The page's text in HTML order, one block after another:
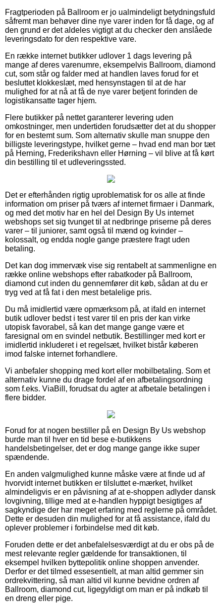
Fragtperioden på Ballroom er jo ualmindeligt betydningsfuld
såfremt man behøver dine nye varer inden for få dage, og af
den grund er det aldeles vigtigt at du checker den anslåede
leveringsdato for den respektive vare.
En række internet butikker udlover 1 dags levering på
mange af deres varenumre, eksempelvis Ballroom, diamond
cut, som står og falder med at handlen laves forud for et
besluttet klokkeslæt, med hensynstagen til at de har
mulighed for at nå at få de nye varer betjent forinden de
logistikansatte tager hjem.
Flere butikker på nettet garanterer levering uden
omkostninger, men undertiden forudsætter det at du shopper
for en bestemt sum. Som alternativ skulle man snuppe den
billigste leveringstype, hvilket gerne – hvad end man bor tæt
på Herning, Frederikshavn eller Hørning – vil blive at få kørt
din bestilling til et udleveringssted.
Det er efterhånden rigtig uproblematisk for os alle at finde
information om priser på tværs af internet firmaer i Danmark,
og med det motiv har en hel del Design By Us internet
webshops set sig tvunget til at nedbringe priserne på deres
varer – til juniorer, samt også til mænd og kvinder –
kolossalt, og endda nogle gange præstere fragt uden
betaling.
Det kan dog immervæk vise sig rentabelt at sammenligne en
række online webshops efter rabatkoder på Ballroom,
diamond cut inden du gennemfører dit køb, sådan at du er
tryg ved at få fat i den mest betalelige pris.
Du må imidlertid være opmærksom på, at ifald en internet
butik udlover bedst i test varer til en pris der kan virke
utopisk favorabel, så kan det mange gange være et
faresignal om en svindel netbutik. Bestillinger med kort er
imidlertid inkluderet i et regelsæt, hvilket bistår køberen
imod falske internet forhandlere.
Vi anbefaler shopping med kort eller mobilbetaling. Som et
alternativ kunne du drage fordel af en afbetalingsordning
som f.eks. ViaBill, forudsat du agter at afbetale betalingen i
flere bidder.
Forud for at nogen bestiller på en Design By Us webshop
burde man til hver en tid bese e-butikkens
handelsbetingelser, det er dog mange gange ikke super
spændende.
En anden valgmulighed kunne måske være at finde ud af
hvorvidt internet butikken er tilsluttet e-mærket, hvilket
almindeligvis er en påvisning af at e-shoppen adlyder dansk
lovgivning, tillige med at e-handlen hyppigt besigtiges af
sagkyndige der har meget erfaring med reglerne på området.
Dette er desuden din mulighed for at få assistance, ifald du
oplever problemer i forbindelse med dit køb.
Foruden dette er det anbefalelsesværdigt at du er obs på de
mest relevante regler gældende for transaktionen, til
eksempel hvilken byttepolitik online shoppen anvender.
Derfor er det tilmed essesentielt, at man altid gemmer sin
ordrekvittering, så man altid vil kunne bevidne ordren af
Ballroom, diamond cut, ligegyldigt om man er på indkøb til
en dreng eller pige.